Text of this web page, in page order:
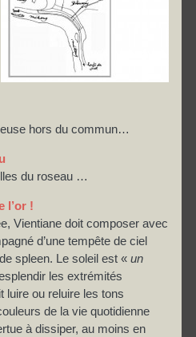
hors du commun…
du roseau …
l’or !
Vientiane doit composer avec
d’une tempête de ciel
spleen. Le soleil est « un
les extrémités
luire ou reluire les tons
de la vie quotidienne
à dissiper, au moins en